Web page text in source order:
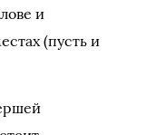
и
(пусть и